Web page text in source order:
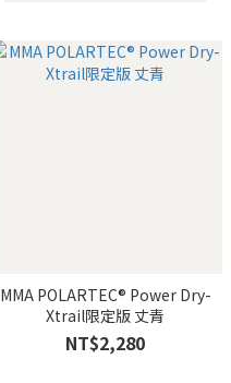
MMA POLARTEC® Power Dry-
Xtrail限定版 丈青
NT$2,280